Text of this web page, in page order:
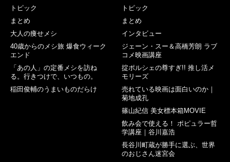
トピック
まとめ
大人の痩せメシ
40歳からのメシ旅 爆食ウィーク
エンド
「あの人」の定番メシを訪ね
る。行きつけで、いつもの。
稲田俊輔のうまいものだらけ
トピック
まとめ
インタビュー
ジェーン・スー＆高橋芳朗 ラブ
コメ映画講座
掟ポルシェの尊すぎ!! 推し活メ
モリーズ
売れている映画は面白いのか｜
菊地成孔
篠山紀信 美女標本箱MOVIE
飲み会で使える！ ポピュラー哲
学講座｜谷川嘉浩
長谷川町蔵が勝手に選ぶ、世界
のおじさん迷宮会